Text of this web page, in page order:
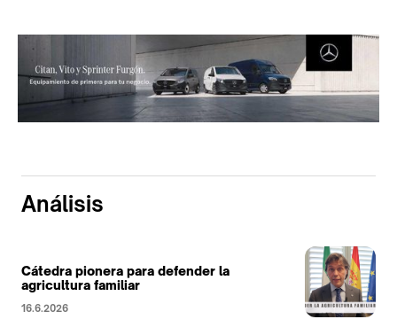
Análisis
Cátedra pionera para defender la
agricultura familiar
16.6.2026